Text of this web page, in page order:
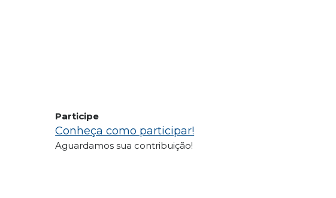
Participe
Conheça como participar!
Aguardamos sua contribuição!